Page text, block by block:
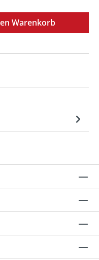
gewünschten
Warenkorb